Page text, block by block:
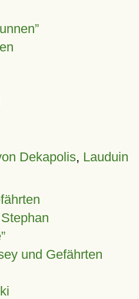
Dekapolis, Lauduin
und Gefährten